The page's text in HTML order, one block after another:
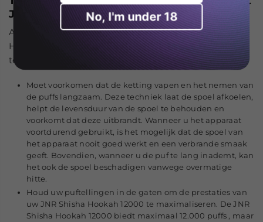
JNR
Als u puffs wilt maximaliseren met JNR Shisha
Hookah 12000 puffs , moeten gebruikers deze
technieken volgen.
Moet voorkomen dat de ketting vapen en het nemen van
de puffs langzaam. Deze techniek laat de spoel afkoelen,
helpt de levensduur van de spoel te behouden en
voorkomt dat deze uitbrandt. Wanneer u het apparaat
voortdurend gebruikt, is het mogelijk dat de spoel van
het apparaat nooit goed werkt en een verbrande smaak
geeft. Bovendien, wanneer u de puf te lang inademt, kan
het ook de spoel beschadigen vanwege overmatige
hitte.
Houd uw puftellingen in de gaten om de prestaties van
uw JNR Shisha Hookah 12000 te maximaliseren. De JNR
Shisha Hookah 12000 biedt maximaal 12.000 puffs , maar
No, I'm under 18